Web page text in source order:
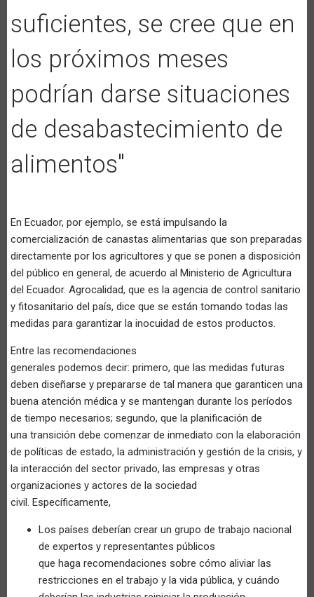
suficientes, se cree que en
los próximos meses
podrían darse situaciones
de desabastecimiento de
alimentos"
En Ecuador, por ejemplo, se está impulsando la
comercialización de canastas alimentarias que son preparadas
directamente por los agricultores y que se ponen a disposición
del público en general, de acuerdo al Ministerio de Agricultura
del Ecuador. Agrocalidad, que es la agencia de control sanitario
y fitosanitario del país, dice que se están tomando todas las
medidas para garantizar la inocuidad de estos productos.
Entre las recomendaciones
generales podemos decir: primero, que las medidas futuras
deben diseñarse y prepararse de tal manera que garanticen una
buena atención médica y se mantengan durante los períodos
de tiempo necesarios; segundo, que la planificación de
una transición debe comenzar de inmediato con la elaboración
de políticas de estado, la administración y gestión de la crisis, y
la interacción del sector privado, las empresas y otras
organizaciones y actores de la sociedad
civil. Específicamente,
Los países deberían crear un grupo de trabajo nacional
de expertos y representantes públicos
que haga recomendaciones sobre cómo aliviar las
restricciones en el trabajo y la vida pública, y cuándo